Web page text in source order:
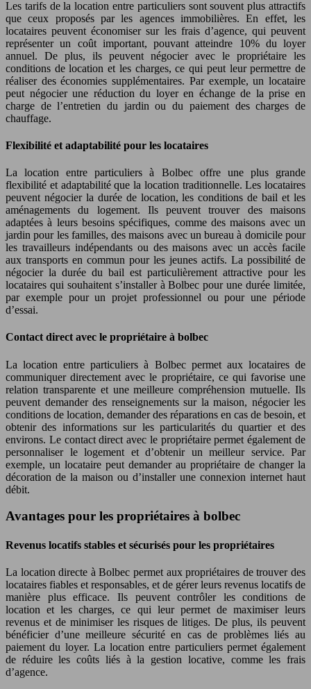
Les tarifs de la location entre particuliers sont souvent plus attractifs
que ceux proposés par les agences immobilières. En effet, les
locataires peuvent économiser sur les frais d’agence, qui peuvent
représenter un coût important, pouvant atteindre 10% du loyer
annuel. De plus, ils peuvent négocier avec le propriétaire les
conditions de location et les charges, ce qui peut leur permettre de
réaliser des économies supplémentaires. Par exemple, un locataire
peut négocier une réduction du loyer en échange de la prise en
charge de l’entretien du jardin ou du paiement des charges de
chauffage.
Flexibilité et adaptabilité pour les locataires
La location entre particuliers à Bolbec offre une plus grande
flexibilité et adaptabilité que la location traditionnelle. Les locataires
peuvent négocier la durée de location, les conditions de bail et les
aménagements du logement. Ils peuvent trouver des maisons
adaptées à leurs besoins spécifiques, comme des maisons avec un
jardin pour les familles, des maisons avec un bureau à domicile pour
les travailleurs indépendants ou des maisons avec un accès facile
aux transports en commun pour les jeunes actifs. La possibilité de
négocier la durée du bail est particulièrement attractive pour les
locataires qui souhaitent s’installer à Bolbec pour une durée limitée,
par exemple pour un projet professionnel ou pour une période
d’essai.
Contact direct avec le propriétaire à bolbec
La location entre particuliers à Bolbec permet aux locataires de
communiquer directement avec le propriétaire, ce qui favorise une
relation transparente et une meilleure compréhension mutuelle. Ils
peuvent demander des renseignements sur la maison, négocier les
conditions de location, demander des réparations en cas de besoin, et
obtenir des informations sur les particularités du quartier et des
environs. Le contact direct avec le propriétaire permet également de
personnaliser le logement et d’obtenir un meilleur service. Par
exemple, un locataire peut demander au propriétaire de changer la
décoration de la maison ou d’installer une connexion internet haut
débit.
Avantages pour les propriétaires à bolbec
Revenus locatifs stables et sécurisés pour les propriétaires
La location directe à Bolbec permet aux propriétaires de trouver des
locataires fiables et responsables, et de gérer leurs revenus locatifs de
manière plus efficace. Ils peuvent contrôler les conditions de
location et les charges, ce qui leur permet de maximiser leurs
revenus et de minimiser les risques de litiges. De plus, ils peuvent
bénéficier d’une meilleure sécurité en cas de problèmes liés au
paiement du loyer. La location entre particuliers permet également
de réduire les coûts liés à la gestion locative, comme les frais
d’agence.